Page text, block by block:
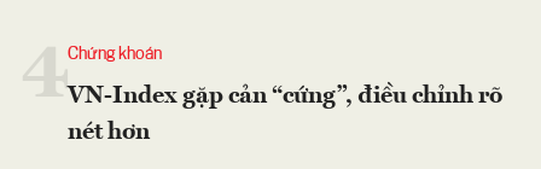
4Chứng khoán
VN-Index gặp cản “cứng”, điều chỉnh rõ
nét hơn